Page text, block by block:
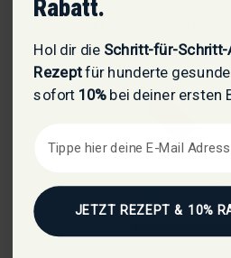
Backformen heraus -
Rabatt.
Hol dir die Schritt-für-Schritt-
Rezeptfür hunderte
sofort 10%bei deiner ersten
JETZT REZEPT & 10%